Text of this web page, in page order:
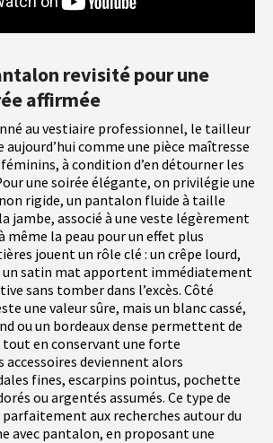
revisité pour une
affirmée
au vestiaire professionnel, le tailleur
aujourd’hui comme une pièce maîtresse
à condition d’en détourner les
une soirée élégante, on privilégie une
rigide, un pantalon fluide à taille
jambe, associé à une veste légèrement
même la peau pour un effet plus
jouent un rôle clé : un crêpe lourd,
un satin mat apportent immédiatement
sans tomber dans l’excès. Côté
une valeur sûre, mais un blanc cassé,
ou un bordeaux dense permettent de
en conservant une forte
deviennent alors
fines, escarpins pointus, pochette
ou argentés assumés. Ce type de
aux recherches autour du
avec pantalon, en proposant une